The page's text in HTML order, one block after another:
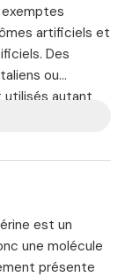
artificiels et
Des
ou
utilisés autant
produit
est un
une molécule
présente